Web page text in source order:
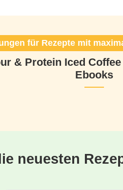
für Rezepte mit
& Protein Iced
Ebooks
neuesten